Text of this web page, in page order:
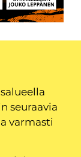
seuraavia
varmasti